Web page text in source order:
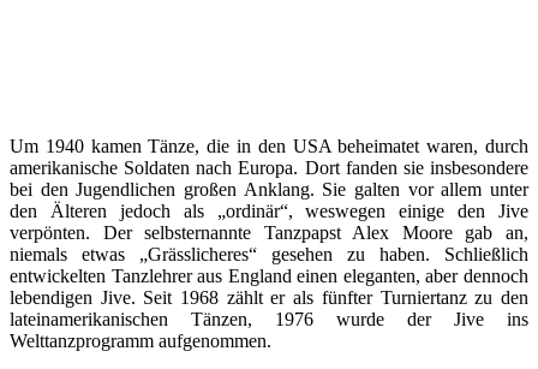
Um 1940 kamen Tänze, die in den USA beheimatet waren, durch
amerikanische Soldaten nach Europa. Dort fanden sie insbesondere
bei den Jugendlichen großen Anklang. Sie galten vor allem unter
den Älteren jedoch als „ordinär“, weswegen einige den Jive
verpönten. Der selbsternannte Tanzpapst Alex Moore gab an,
niemals etwas „Grässlicheres“ gesehen zu haben. Schließlich
entwickelten Tanzlehrer aus England einen eleganten, aber dennoch
lebendigen Jive. Seit 1968 zählt er als fünfter Turniertanz zu den
lateinamerikanischen Tänzen, 1976 wurde der Jive ins
Welttanzprogramm aufgenommen.